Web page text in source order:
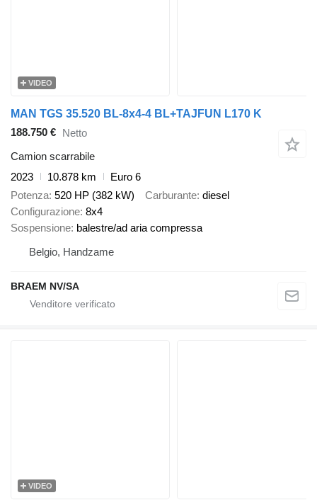
VIDEO
MAN TGS 35.520 BL-8x4-4 BL+TAJFUN L170 K
188.750 €
Netto
Camion scarrabile
2023
10.878 km
Euro 6
Potenza 520 HP (382 kW) Carburante diesel
Configurazione 8x4
Sospensione balestre/ad aria compressa
Belgio, Handzame
BRAEM NV/SA
VIDEO